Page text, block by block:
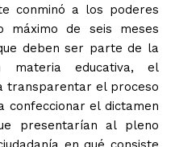
conminó a los poderes
de seis meses
deben ser parte de la
materia educativa, el
transparentar el proceso
confeccionar el dictamen
presentarían al pleno